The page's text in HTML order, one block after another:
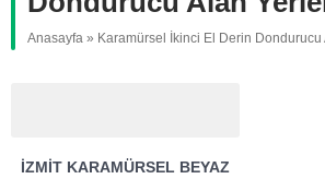
Anasayfa » Karamürsel İkinci El Derin Dondurucu
İZMIT KARAMÜRSEL BEYAZ